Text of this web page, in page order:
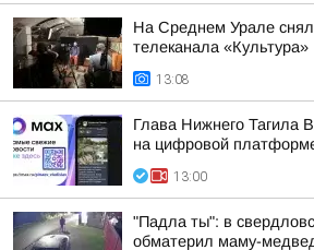
На Среднем Урале
телеканала «Культура»
13:08
Глава Нижнего Тагила
на цифровой
13:00
"Падла ты": в
обматерил маму-